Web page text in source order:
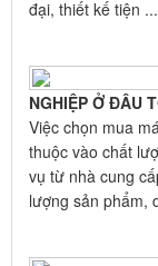
đại, thiết kế tiện ...
NGHIỆP Ở ĐÂU
Việc chọn mua
thuộc vào chất
vụ từ nhà cung
lượng sản phẩm,